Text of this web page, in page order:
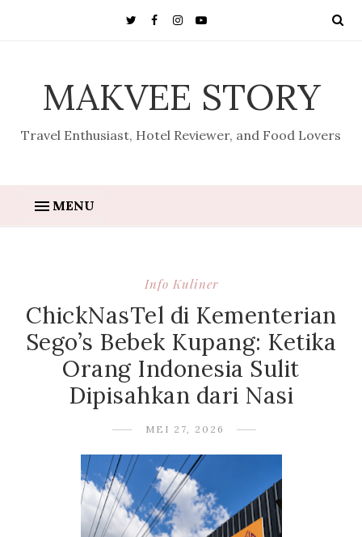
MAKVEE STORY
Travel Enthusiast, Hotel Reviewer, and Food Lovers
MENU
Info Kuliner
ChickNasTel di Kementerian
Sego’s Bebek Kupang: Ketika
Orang Indonesia Sulit
Dipisahkan dari Nasi
MEI 27, 2026